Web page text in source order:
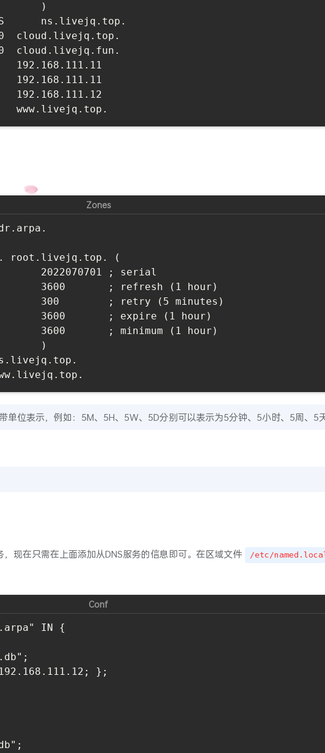
)
ns.livejq.top.
2022070701 ; serial
3600       ; refresh (1 hour)
300        ; retry (5 minutes)
3600       ; expire (1 hour)
3600       ; minimum (1 hour)
)
单位表示，例如：5M、5H、5W、5D分别可以表示为5分钟、5小时、5周、5
现在只需在上面添加从DNS服务的信息即可。在区域文件
/etc/
IN {